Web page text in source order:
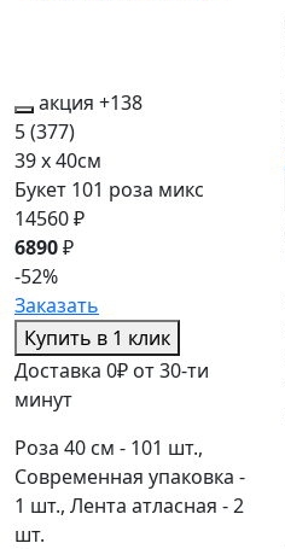
акция +138
5(377)
39 x 40см
Букет 101 роза микс
14560 ₽
6890₽
-52%
Заказать
Купить в 1 клик
Доставка 0₽ от 30-ти
минут
Роза 40 см - 101 шт.,
Современная упаковка -
1 шт., Лента атласная - 2
шт.